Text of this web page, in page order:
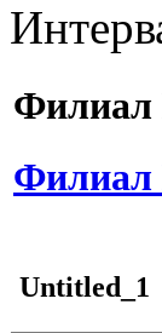
Untitled_1